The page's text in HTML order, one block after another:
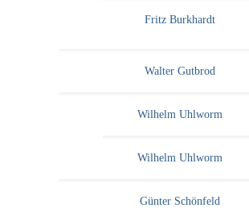
Fritz Burkhardt
Walter Gutbrod
Wilhelm Uhlworm
Wilhelm Uhlworm
Günter Schönfeld